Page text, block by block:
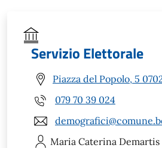
Servizio Elettorale
Piazza del Popolo, 5
079 70 39 024
Maria Caterina Demartis